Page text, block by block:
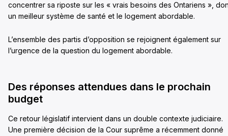
concentrer sa riposte sur les « vrais besoins des Ontariens »,
un meilleur système de santé et le logement abordable.
L’ensemble des partis d’opposition se rejoignent également sur
l’urgence de la question du logement abordable.
Des réponses attendues dans le prochain
budget
Ce retour législatif intervient dans un double contexte judiciaire.
Une première décision de la Cour suprême a récemment donné